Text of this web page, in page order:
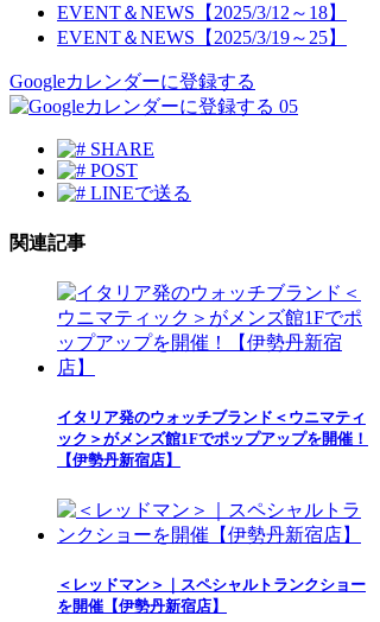
EVENT＆NEWS【2025/3/12～18】
EVENT＆NEWS【2025/3/19～25】
Googleカレンダーに登録する
05
SHARE
POST
LINEで送る
関連記事
イタリア発のウォッチブランド＜ウニマティ
ック＞がメンズ館1Fでポップアップを開催！
【伊勢丹新宿店】
＜レッドマン＞｜スペシャルトランクショー
を開催【伊勢丹新宿店】